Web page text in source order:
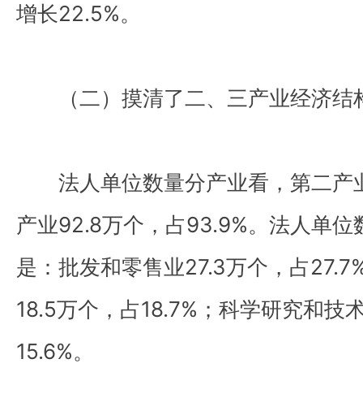
增长22.5%。
（二）摸清了二、三产业经济结
法人单位数量分产业看，第二产
产业92.8万个，占93.9%。法人单位
是：批发和零售业27.3万个，占
18.5万个，占18.7%；科学研究和技
15.6%。